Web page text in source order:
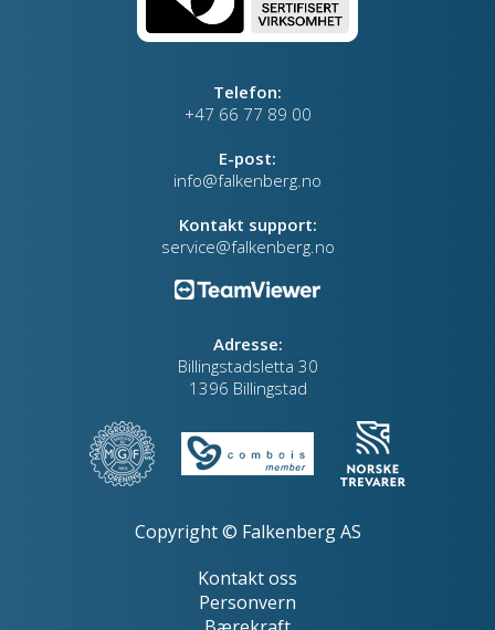
Telefon:
+47 66 77 89 00
E-post:
info@falkenberg.no
Kontakt support:
service@falkenberg.no
Adresse:
Billingstadsletta 30
1396 Billingstad
Copyright © Falkenberg AS
Kontakt oss
Personvern